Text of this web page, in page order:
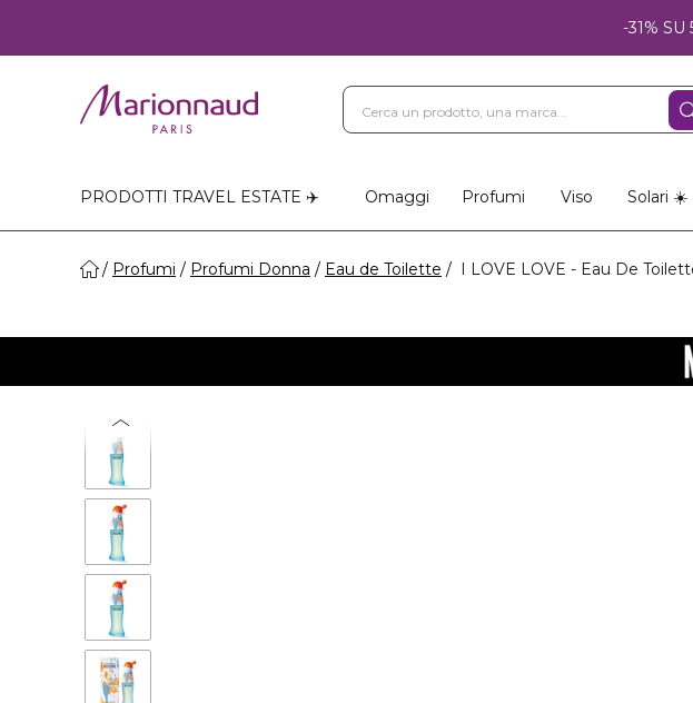
-31% SU
PRODOTTI TRAVEL ESTATE ✈️ Omaggi Profumi Viso Solari ☀️
Profumi Profumi Donna Eau de Toilette I LOVE LOVE - Eau De